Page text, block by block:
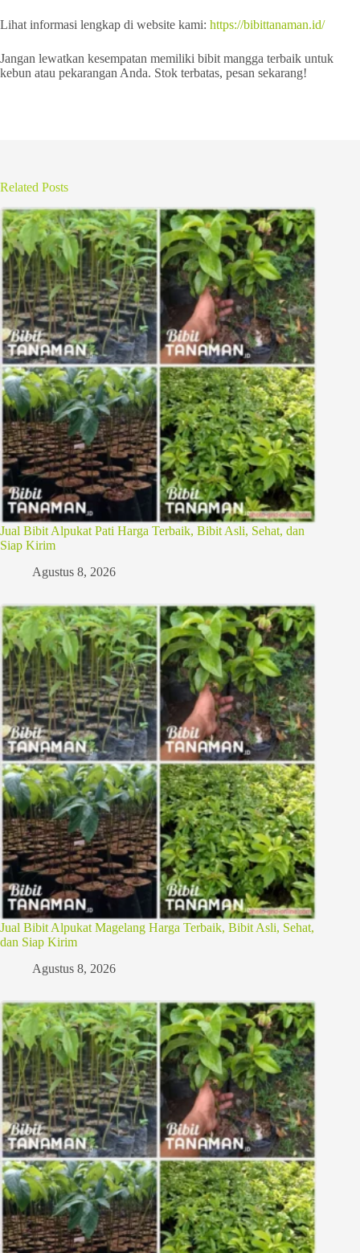
Lihat informasi lengkap di website kami: https://bibittanaman.id/
Jangan lewatkan kesempatan memiliki bibit mangga terbaik untuk
kebun atau pekarangan Anda. Stok terbatas, pesan sekarang!
Related Posts
Jual Bibit Alpukat Pati Harga Terbaik, Bibit Asli, Sehat, dan
Siap Kirim
Agustus 8, 2026
Jual Bibit Alpukat Magelang Harga Terbaik, Bibit Asli, Sehat,
dan Siap Kirim
Agustus 8, 2026